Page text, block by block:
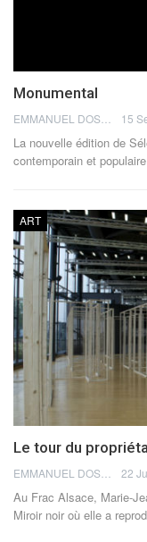
Monumental
15
La nouvelle édition de
contemporain et
ART
Le tour du
22
Au Frac Alsace, Marie-
Miroir noir où elle a